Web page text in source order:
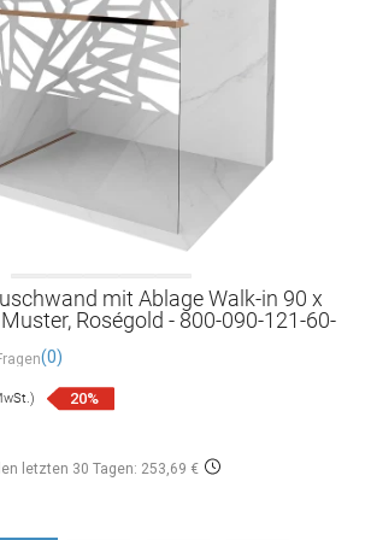
mit Ablage Walk-in 90 x
Roségold - 800-090-121-60-
(0)
20%
letzten 30 Tagen: 253,69 €